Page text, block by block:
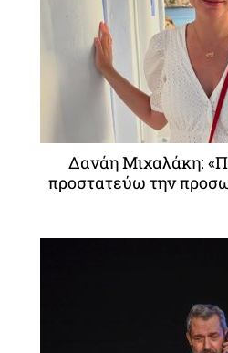
Δανάη Μιχαλάκη:
προστατεύω την